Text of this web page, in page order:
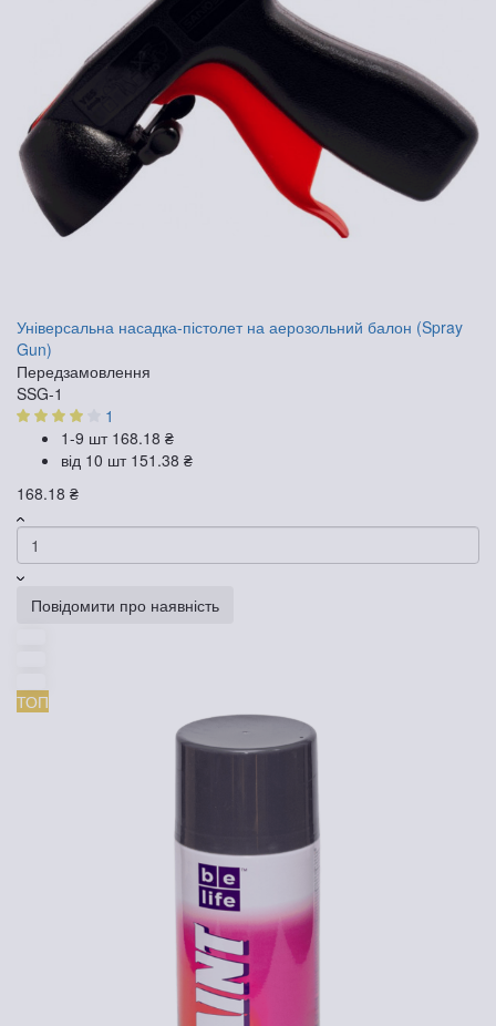
Універсальна насадка-пістолет на аерозольний балон (Spray
Gun)
Передзамовлення
SSG-1
1
1-9 шт 168.18 ₴
від 10 шт 151.38 ₴
168.18 ₴
Повідомити про наявність
ТОП